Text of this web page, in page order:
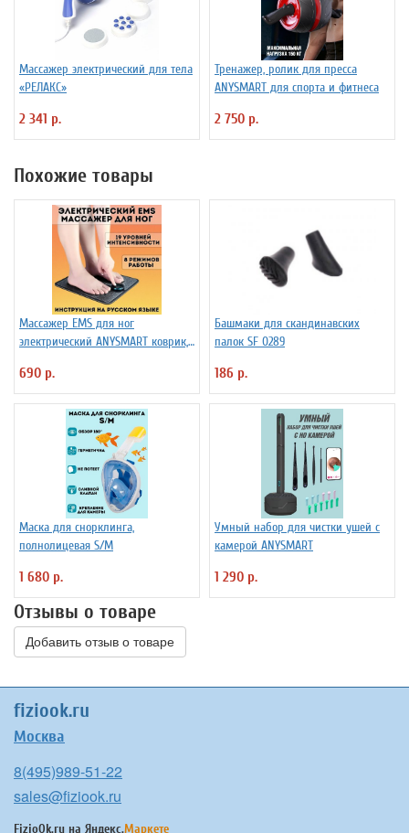
Массажер электрический для тела
«РЕЛАКС»
2 341 р.
Тренажер, ролик для пресса
ANYSMART для спорта и фитнеса
2 750 р.
Похожие товары
Массажер EMS для ног
электрический ANYSMART коврик,
690 р.
Башмаки для скандинавских
палок SF 0289
186 р.
Маска для снорклинга,
полнолицевая S/M
1 680 р.
Умный набор для чистки ушей с
камерой ANYSMART
1 290 р.
Отзывы о товаре
Добавить отзыв о товаре
fiziook.ru
Москва
8(495)989-51-22
sales@fiziook.ru
FizioOk.ru на Яндекс.Маркете